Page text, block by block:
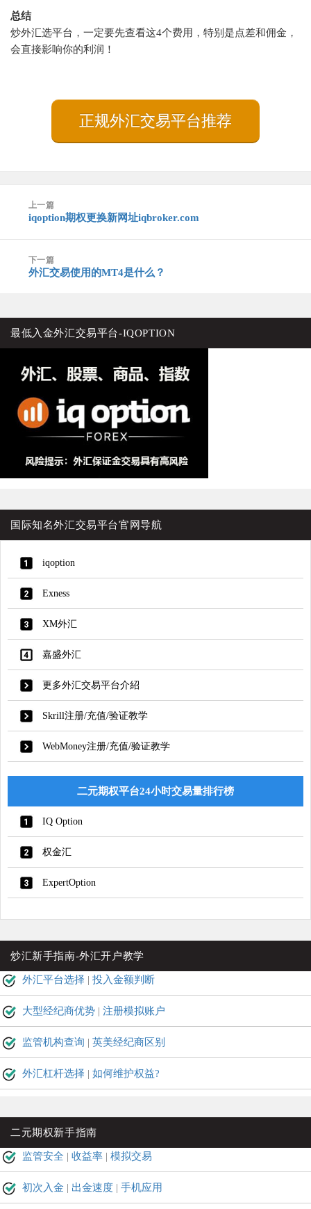
总结
炒外汇选平台，一定要先查看这4个费用，特别是点差和佣金，
会直接影响你的利润！
正规外汇交易平台推荐
上一篇
上
章：
iqoption期权更换新网址iqbroker.com
下一篇
下
外汇交易使用的MT4是什么？
最低入金外汇交易平台-IQOPTION
国际知名外汇交易平台官网导航
iqoption
Exness
XM外汇
嘉盛外汇
更多外汇交易平台介紹
Skrill注册/充值/验证教学
WebMoney注册/充值/验证教学
二元期权平台24小时交易量排行榜
IQ Option
权金汇
ExpertOption
炒汇新手指南-外汇开户教学
外汇平台选择 | 投入金额判断
大型经纪商优势 | 注册模拟账户
监管机构查询 | 英美经纪商区别
外汇杠杆选择 | 如何维护权益?
二元期权新手指南
监管安全 | 收益率 | 模拟交易
初次入金 | 出金速度 | 手机应用